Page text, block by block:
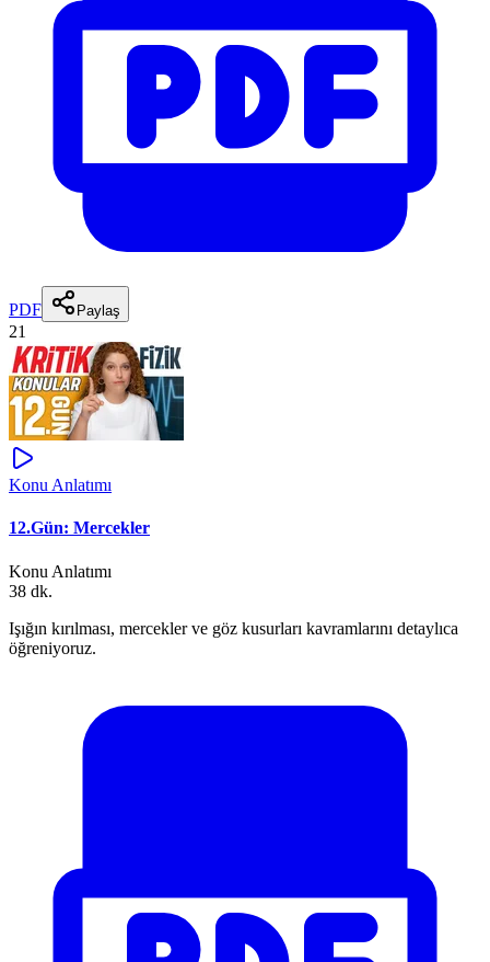
PDF Paylaş
21
Konu Anlatımı
12.Gün: Mercekler
Konu Anlatımı
38 dk.
Işığın kırılması, mercekler ve göz kusurları kavramlarını detaylıca
öğreniyoruz.